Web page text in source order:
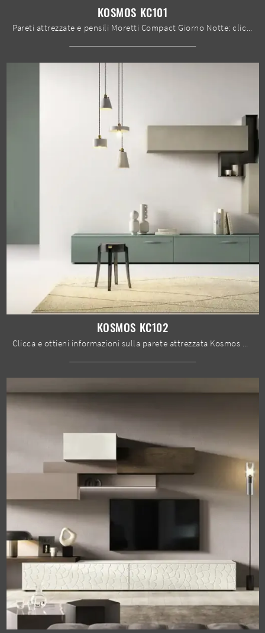
KOSMOS KC101
Pareti attrezzate e pensili Moretti Compact Giorno Notte: clicca e scopri il modello Kosmos KC101 e potrai arricchire stanze moderne di ogni genere.
KOSMOS KC102